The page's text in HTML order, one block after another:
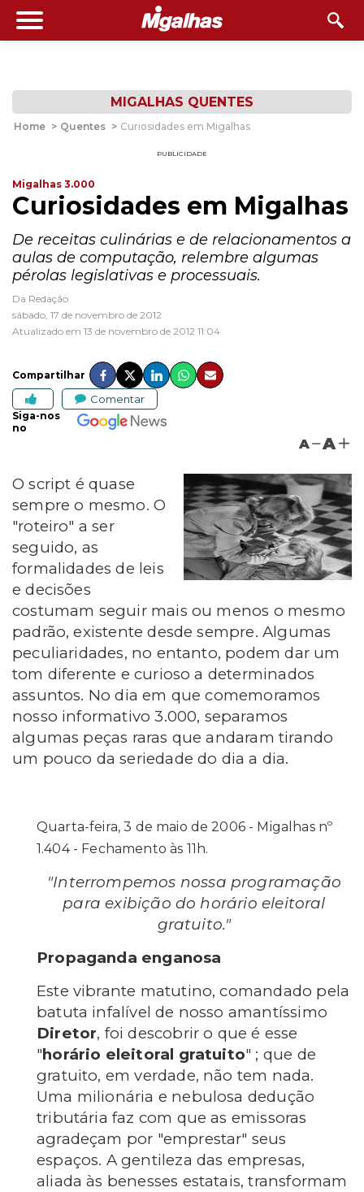
MIGALHAS QUENTES
Home > Quentes > Curiosidades em Migalhas
PUBLICIDADE
Migalhas 3.000
Curiosidades em Migalhas
De receitas culinárias e de relacionamentos a
aulas de computação, relembre algumas
pérolas legislativas e processuais.
Da Redação
sábado, 17 de novembro de 2012
Atualizado em 13 de novembro de 2012 11:04
Compartilhar
Comentar
Siga-nos
no
A A
O script é quase
sempre o mesmo. O
"roteiro" a ser
seguido, as
formalidades de leis
e decisões
costumam seguir mais ou menos o mesmo
padrão, existente desde sempre. Algumas
peculiaridades, no entanto, podem dar um
tom diferente e curioso a determinados
assuntos. No dia em que comemoramos
nosso informativo 3.000, separamos
algumas peças raras que andaram tirando
um pouco da seriedade do dia a dia.
Quarta-feira, 3 de maio de 2006 - Migalhas nº
1.404 - Fechamento às 11h.
"Interrompemos nossa programação
para exibição do horário eleitoral
gratuito."
Propaganda enganosa
Este vibrante matutino, comandado pela
batuta infalível de nosso amantíssimo
Diretor, foi descobrir o que é esse
"horário eleitoral gratuito" ; que de
gratuito, em verdade, não tem nada.
Uma milionária e nebulosa dedução
tributária faz com que as emissoras
agradeçam por "emprestar" seus
espaços. A gentileza das empresas,
aliada às benesses estatais, transformam